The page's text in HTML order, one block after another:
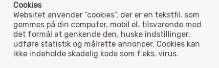
Cookies
Websitet anvender “cookies”, der er en tekstfil, som
gemmes på din computer, mobil el. tilsvarende med
det formål at genkende den, huske indstillinger,
udføre statistik og målrette annoncer. Cookies kan
ikke indeholde skadelig kode som f.eks. virus.